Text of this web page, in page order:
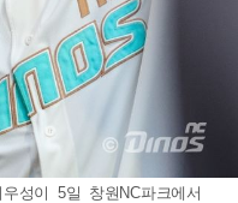
성이 5일 창원NC파크에서